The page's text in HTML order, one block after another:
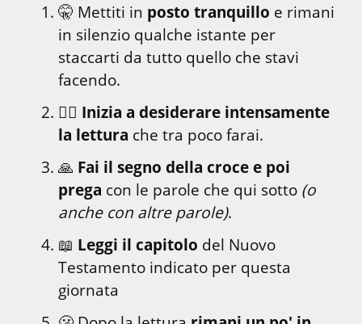
🤫 Mettiti in posto tranquillo e rimani
in silenzio qualche istante per
staccarti da tutto quello che stavi
facendo.
❤️‍🔥 Inizia a desiderare intensamente
la lettura che tra poco farai.
🙏 Fai il segno della croce e poi
prega con le parole che qui sotto (o
anche con altre parole).
📖 Leggi il capitolo del Nuovo
Testamento indicato per questa
giornata